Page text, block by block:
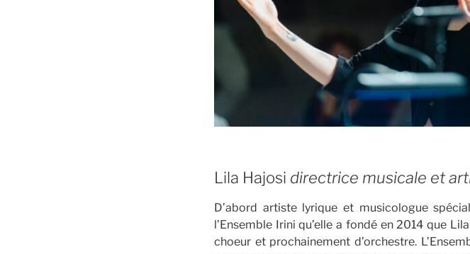
Lila Hajosi directrice musicale et
D’abord artiste lyrique et musicologue
l’Ensemble Irini qu’elle a fondé en 2014 que
choeur et prochainement d’orchestre.